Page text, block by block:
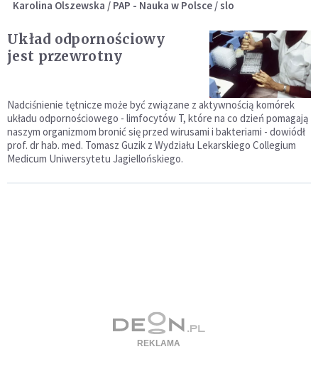
Karolina Olszewska / PAP - Nauka w Polsce / slo
Układ odpornościowy
jest przewrotny
Nadciśnienie tętnicze może być związane z aktywnością komórek
układu odpornościowego - limfocytów T, które na co dzień pomagają
naszym organizmom bronić się przed wirusami i bakteriami - dowiódł
prof. dr hab. med. Tomasz Guzik z Wydziału Lekarskiego Collegium
Medicum Uniwersytetu Jagiellońskiego.